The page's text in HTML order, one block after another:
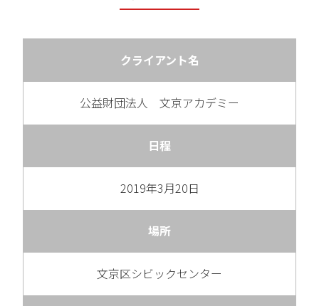
クライアント名
公益財団法人 文京アカデミー
日程
2019年3月20日
場所
文京区シビックセンター